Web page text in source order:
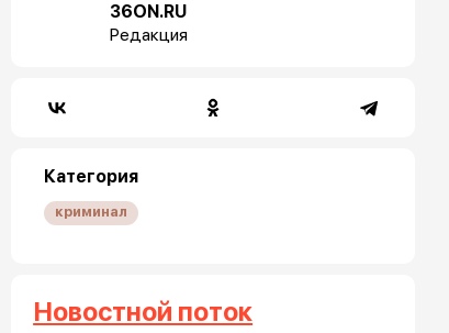
36ON.RU
Редакция
Категория
криминал
Новостной поток